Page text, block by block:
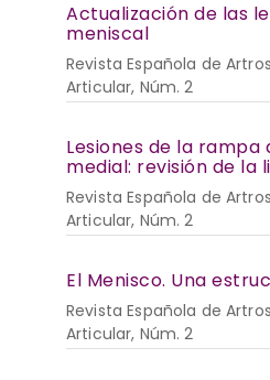
Actualización de las
meniscal
Revista Española de
Articular, Núm. 2
Lesiones de la rampa
medial: revisión de
Revista Española de
Articular, Núm. 2
El Menisco. Una
Revista Española de
Articular, Núm. 2